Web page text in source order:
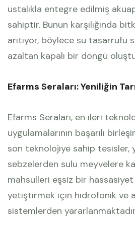
ustalıkla entegre edilmiş
sahiptir. Bunun karşılığında
arıtıyor, böylece su tasarrufu
azaltan kapalı bir döngü
Efarms Seraları: Yeniliğin
Efarms Seraları, en ileri
uygulamalarının başarılı
son teknolojiye sahip tesisler,
sebzelerden sulu meyvelere
mahsulleri eşsiz bir
yetiştirmek için hidrofonik ve
sistemlerden